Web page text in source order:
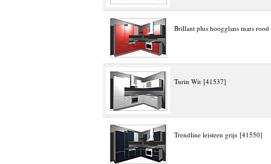
Brillant plus hoogglans mars
Turin Wit [41537]
Trendline leisteen grijs [41550]